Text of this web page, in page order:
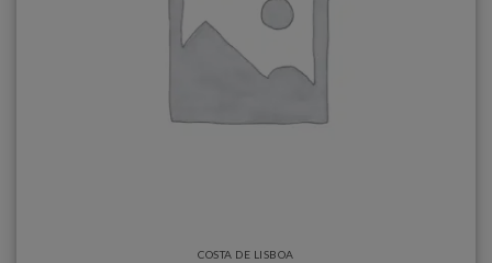
COSTA DE LISBOA